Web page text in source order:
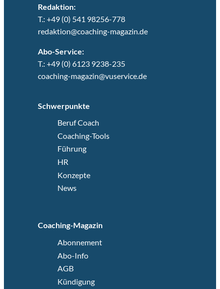
Redaktion:
T.: +49 (0) 541 98256-778
redaktion@coaching-magazin.de
Abo-Service:
T.: +49 (0) 6123 9238-235
coaching-magazin@vuservice.de
Schwerpunkte
Beruf Coach
Coaching-Tools
Führung
HR
Konzepte
News
Coaching-Magazin
Abonnement
Abo-Info
AGB
Kündigung